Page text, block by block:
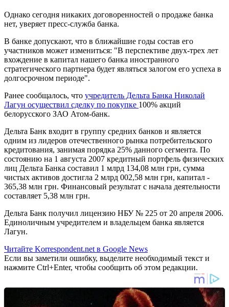
Однако сегодня никаких договоренностей о продаже банка
нет, уверяет пресс-служба банка.
В банке допускают, что в ближайшие годы состав его
участников может измениться: "В перспективе двух-трех лет
вхождение в капитал нашего банка иностранного
стратегического партнера будет являться залогом его успеха в
долгосрочном периоде".
Ранее сообщалось, что учредитель Дельта Банка Николай
Лагун осуществил сделку по покупке 100% акций
белорусского ЗАО Атом-банк.
Дельта Банк входит в группу средних банков и является
одним из лидеров отечественного рынка потребительского
кредитования, занимая порядка 25% данного сегмента. По
состоянию на 1 августа 2007 кредитный портфель физических
лиц Дельта Банка составил 1 млрд 134,08 млн грн, сумма
чистых активов достигла 2 млрд 002,58 млн грн, капитал -
365,38 млн грн. Финансовый результат с начала деятельности
составляет 5,38 млн грн.
Дельта Банк получил лицензию НБУ № 225 от 20 апреля 2006.
Единоличным учредителем и владельцем банка является
Лагун.
Читайте Korrespondent.net в Google News
Если вы заметили ошибку, выделите необходимый текст и
нажмите Ctrl+Enter, чтобы сообщить об этом редакции.